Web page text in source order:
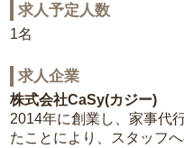
求人予定人数
1名
求人企業
株式会社CaSy(カジー)
2014年に創業し、家事代
たことにより、スタッフ